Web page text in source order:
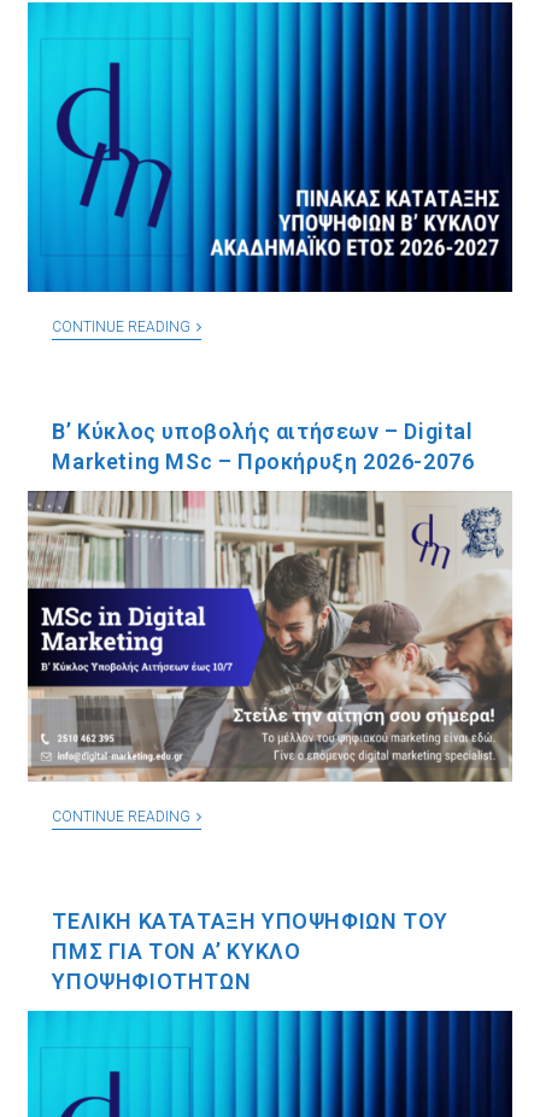
CONTINUE READING
Β’ Κύκλος υποβολής αιτήσεων – Digital
Marketing MSc – Προκήρυξη 2026-2076
CONTINUE READING
ΤΕΛΙΚΗ ΚΑΤΑΤΑΞΗ ΥΠΟΨΗΦΙΩΝ ΤΟΥ
ΠΜΣ ΓΙΑ ΤΟΝ A’ ΚΥΚΛΟ
ΥΠΟΨΗΦΙΟΤΗΤΩΝ